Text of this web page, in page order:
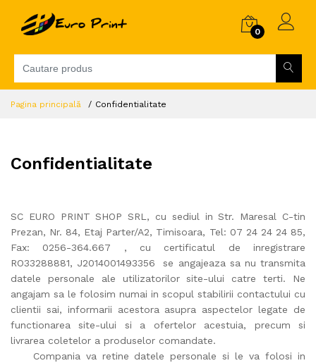
0
Pagina principală Confidentialitate
Confidentialitate
SC EURO PRINT SHOP SRL, cu sediul in Str. Maresal C-tin
Prezan, Nr. 84, Etaj Parter/A2, Timisoara, Tel: 07 24 24 24 85,
Fax: 0256-364.667 , cu certificatul de inregistrare
RO33288881, J2014001493356
se angajeaza sa nu transmita
datele personale ale utilizatorilor site-ului catre terti. Ne
angajam sa le folosim numai in scopul stabilirii contactului cu
clientii sai, informarii acestora asupra aspectelor legate de
functionarea site-ului si a ofertelor acestuia, precum si
livrarea coletelor a produselor comandate.
Compania va retine datele personale si le va folosi in